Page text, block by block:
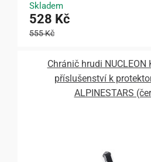
Skladem
528 Kč
555 Kč
Chránič hrudi NUCLEON
příslušenství k
ALPINESTARS